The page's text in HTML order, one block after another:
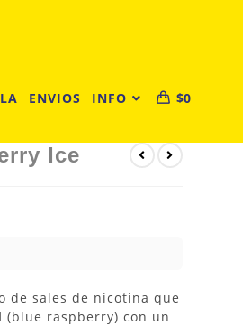
ENVIOS INFO $0
Ice
de sales de nicotina que
(blue raspberry) con un